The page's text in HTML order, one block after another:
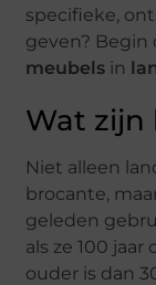
specifieke,
geven? Begin
meubels in
Wat zijn
Niet alleen
brocante,
geleden
als ze 100
ouder is dan